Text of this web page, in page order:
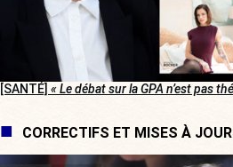
[SANTÉ] « Le débat sur la GPA n’est pas
CORRECTIFS ET MISES À JOUR